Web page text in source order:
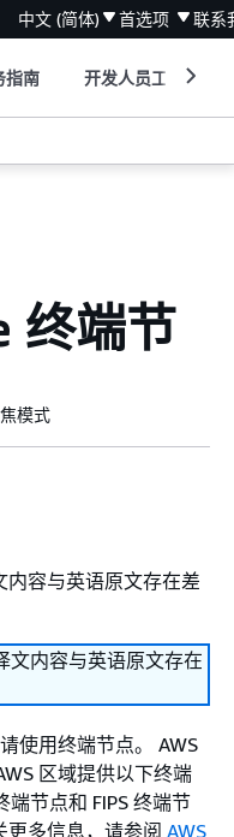
中文 (简体) 首选项 联系
指南 开发人员工具
终端节
模式
容与英语原文存在差
文内容与英语原文存在
使用终端节点。 AWS
区域提供以下终端
节点和 FIPS 终端节
更多信息，请参阅 AWS